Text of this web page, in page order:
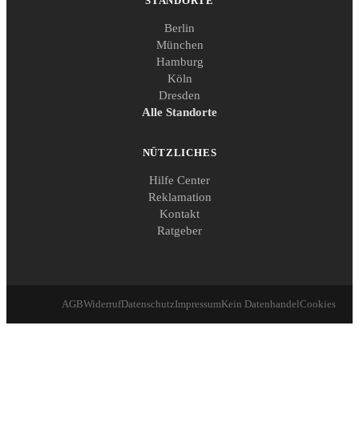
Berlin
München
Hamburg
Köln
Dresden
Alle Standorte
NÜTZLICHES
Hilfe Center
Reklamation
Kontakt
Ratgeber
AGBWiderrufDatenschutzImpressumKein DatenhandelCookies